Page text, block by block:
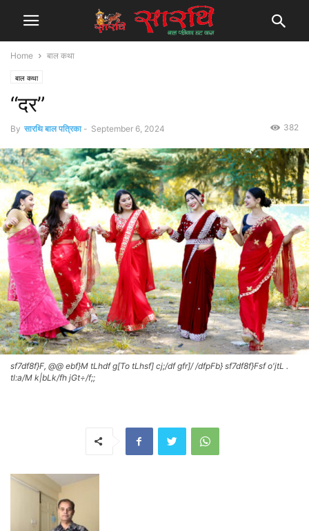
Home बाल कथा
बाल कथा
“दर”
By सारथि बाल पत्रिका - September 6, 2024 382
sf7df8f}F, @@ ebf}M tLhdf g[To tLhsf] cj;/df gfr]/ /dfpFb} sf7df8f}Fsf o'jtL .
tl:a/M k|bLk/fh jGt÷/f;;